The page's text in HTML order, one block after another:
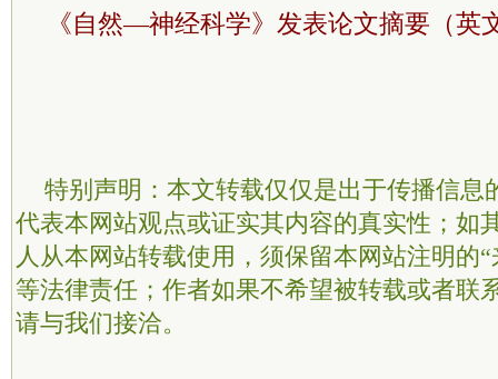
《自然—神经科学》发表论文摘要（英
特别声明：本文转载仅仅是出于传播信息
代表本网站观点或证实其内容的真实性；如
人从本网站转载使用，须保留本网站注明的
等法律责任；作者如果不希望被转载或者联
请与我们接洽。